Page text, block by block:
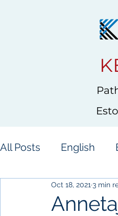
All Posts English
Oct 18, 2021 3 min